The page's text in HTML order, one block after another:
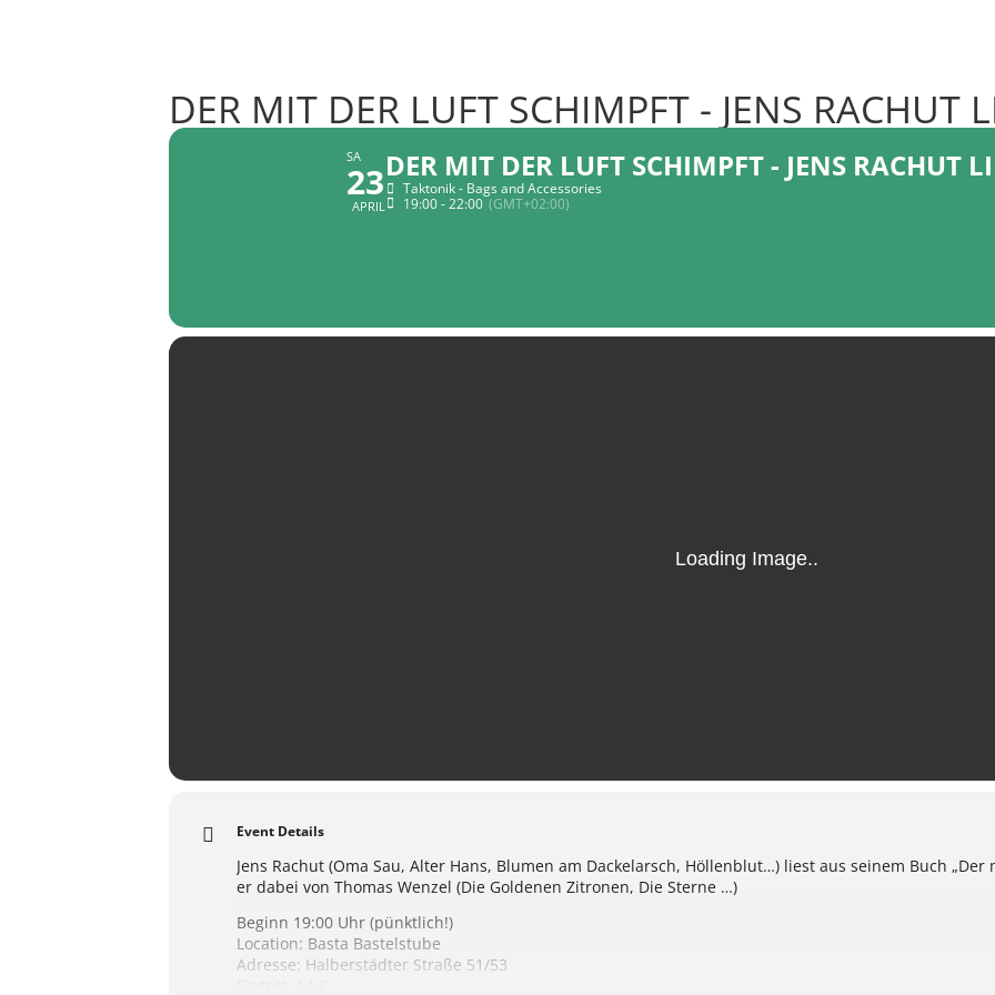
DER MIT DER LUFT SCHIMPFT - JENS RACHUT
SA
23
APRIL
DER MIT DER LUFT SCHIMPFT - JENS RACHUT
Taktonik - Bags and Accessories
19:00 - 22:00 (GMT+02:00)
Event Details
Jens Rachut (Oma Sau, Alter Hans, Blumen am Dackelarsch, Höllenblut…) liest aus seinem Buch
er dabei von Thomas Wenzel (Die Goldenen Zitronen, Die Sterne …)
Beginn 19:00 Uhr (pünktlich!)
Location: Basta Bastelstube
Adresse: Halberstädter Straße 51/53